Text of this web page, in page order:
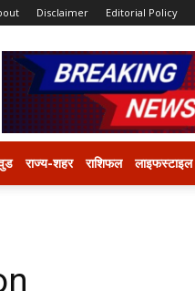
Disclaimer Editorial Policy
राज्य-शहर राशिफल लाइफस्टाइल